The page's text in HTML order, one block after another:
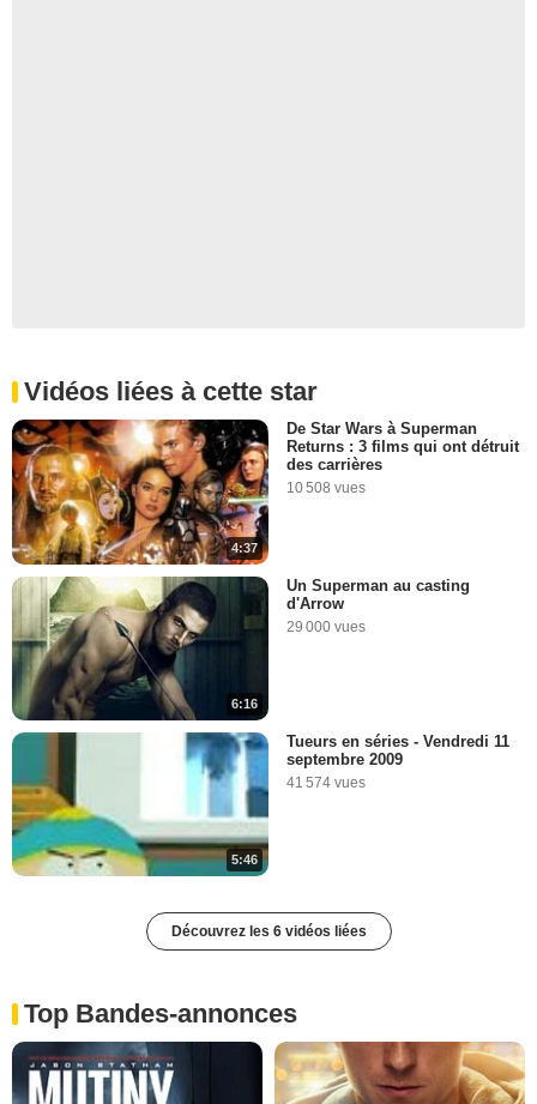
Vidéos liées à cette star
4:37
De Star Wars à Superman
Returns : 3 films qui ont détruit
des carrières
10 508 vues
6:16
Un Superman au casting
d'Arrow
29 000 vues
5:46
Tueurs en séries - Vendredi 11
septembre 2009
41 574 vues
Découvrez les 6 vidéos liées
Top Bandes-annonces